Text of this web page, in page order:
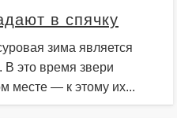
в спячку
зима является
это время звери
месте — к этому их...